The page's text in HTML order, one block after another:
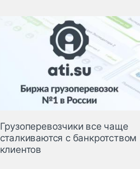
Грузоперевозчики все чаще
сталкиваются с банкротством
клиентов